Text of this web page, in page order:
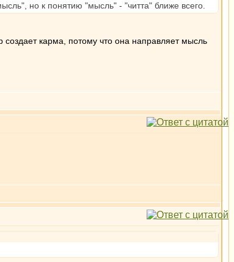
но к понятию "мысль" - "читта" ближе всего.
карма, потому что она направляет мысль